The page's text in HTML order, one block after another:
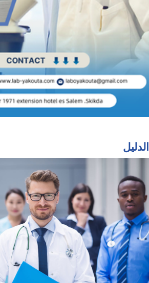
الدليل